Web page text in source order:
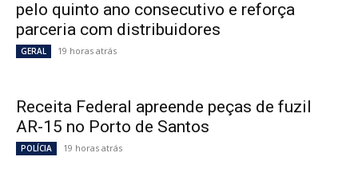
pelo quinto ano consecutivo e reforça
parceria com distribuidores
GERAL 19 horas atrás
Receita Federal apreende peças de fuzil
AR-15 no Porto de Santos
POLÍCIA 19 horas atrás